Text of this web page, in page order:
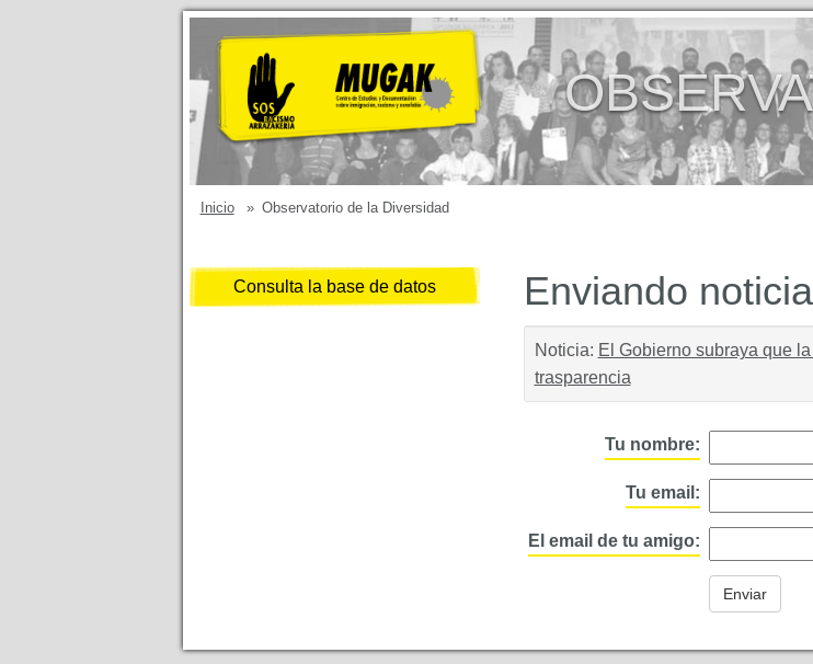
Inicio » Observatorio de la Diversidad
Consulta la base de datos Enviando
Noticia: El Gobierno subraya que
trasparencia
Tu nombre:
Tu email:
El email de tu amigo: